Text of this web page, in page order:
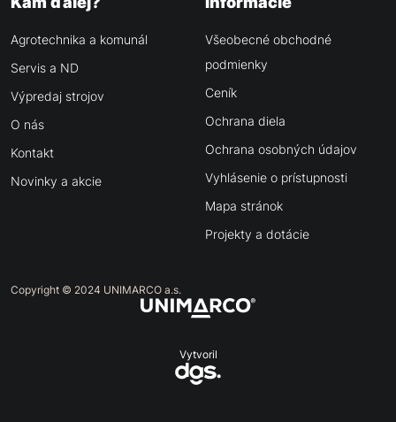
Agrotechnika a komunál
Servis a ND
Výpredaj strojov
O nás
Kontakt
Novinky a akcie
Všeobecné obchodné
podmienky
Ceník
Ochrana diela
Ochrana osobných údajov
Vyhlásenie o prístupnosti
Mapa stránok
Projekty a dotácie
Copyright © 2024 UNIMARCO a.s.
Vytvoril